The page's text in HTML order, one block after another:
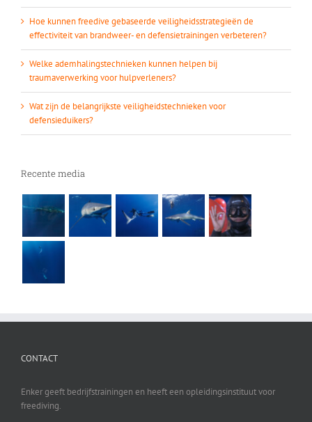
Hoe kunnen freedive gebaseerde veiligheidsstrategieën de
effectiviteit van brandweer- en defensietrainingen verbeteren?
Welke ademhalingstechnieken kunnen helpen bij
traumaverwerking voor hulpverleners?
Wat zijn de belangrijkste veiligheidstechnieken voor
defensieduikers?
Recente media
CONTACT
Enker geeft bedrijfstrainingen en heeft een opleidingsinstituut voor
freediving.